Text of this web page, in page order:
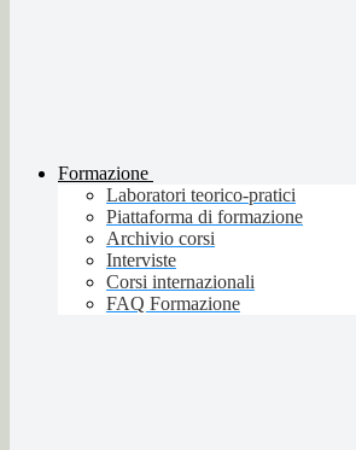
Formazione
Laboratori teorico-pratici
Piattaforma di formazione
Archivio corsi
Interviste
Corsi internazionali
FAQ Formazione